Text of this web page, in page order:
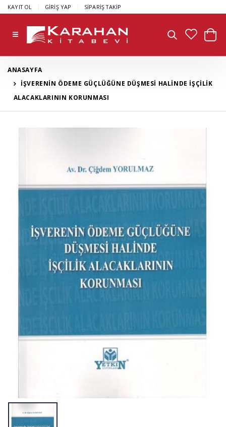
KAYIT OL GİRİŞ YAP SİPARİŞ TAKİP
ANASAYFA
İŞVERENİN ÖDEME GÜÇLÜĞÜNE DÜŞMESİ HALİNDE İŞÇİLİK
ALACAKLARININ KORUNMASI